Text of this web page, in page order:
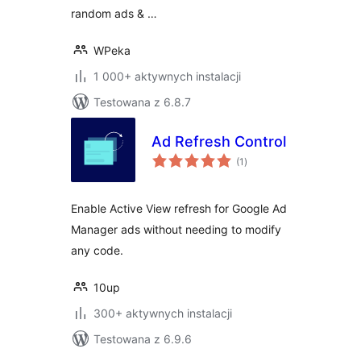
random ads & …
WPeka
1 000+ aktywnych instalacji
Testowana z 6.8.7
Ad Refresh Control
(1 wszystkich
ocen
)
Enable Active View refresh for Google Ad
Manager ads without needing to modify
any code.
10up
300+ aktywnych instalacji
Testowana z 6.9.6